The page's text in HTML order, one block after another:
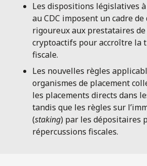
Les dispositions législatives
au CDC imposent un cadre
rigoureux aux prestataires
cryptoactifs pour accroître la
fiscale.
Les nouvelles règles
organismes de placement
les placements directs dans
tandis que les règles sur
(staking) par les dépositaires
répercussions fiscales.